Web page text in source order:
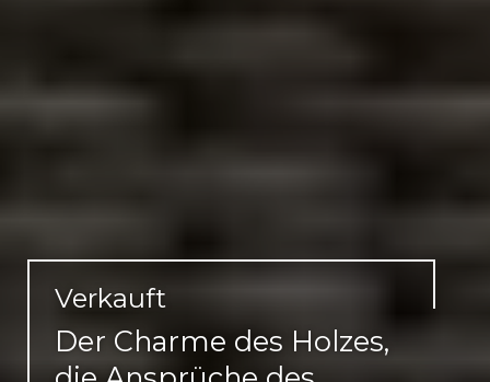
Verkauft
Der Charme des Holzes,